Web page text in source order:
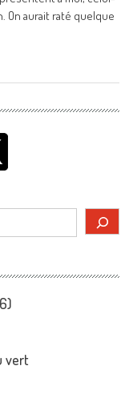
On aurait raté quelque
vert